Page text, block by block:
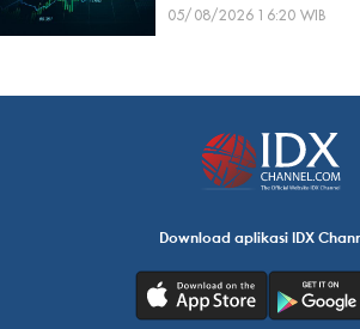
05/08/2026 16:20 WIB
Download aplikasi IDX